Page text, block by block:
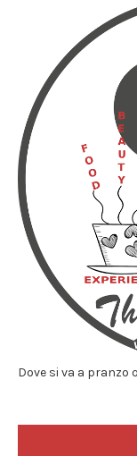
Dove si va a pranzo